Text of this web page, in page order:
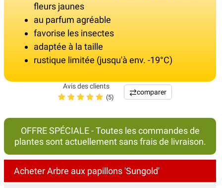
fleurs jaunes
au parfum agréable
favorise les insectes
adaptée à la taille
rustique limitée (jusqu'à env. -19°C)
Avis des clients
(5)
comparer
OFFRE SPÉCIALE - Toutes les commandes de
plantes sont actuellement sans frais de livraison.
Acheter Arbre aux papillons 'Sungold'